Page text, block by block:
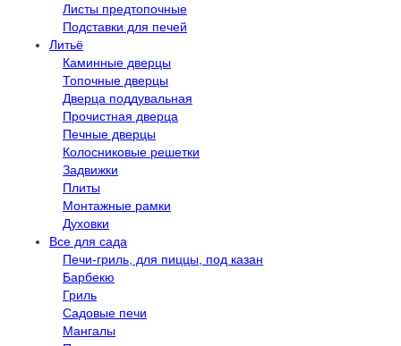
Листы предтопочные
Подставки для печей
Литьё
Каминные дверцы
Топочные дверцы
Дверца поддувальная
Прочистная дверца
Печные дверцы
Колосниковые решетки
Задвижки
Плиты
Монтажные рамки
Духовки
Все для сада
Печи-гриль, для пиццы, под казан
Барбекю
Гриль
Садовые печи
Мангалы